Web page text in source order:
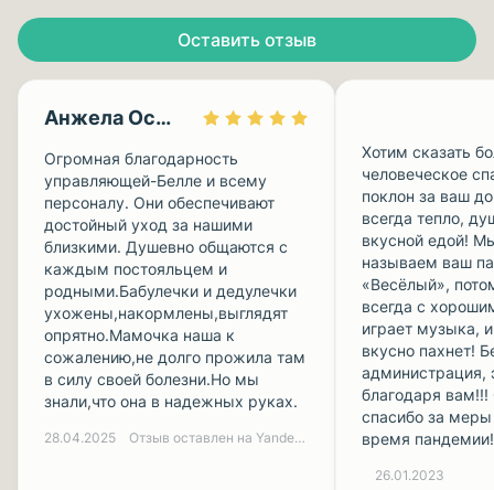
Оставить отзыв
Анжела Осокина
Огромная благодарность
управляющей-Белле и всему
персоналу. Они обеспечивают
достойный уход за нашими
близкими. Душевно общаются с
каждым постояльцем и
родными.Бабулечки и дедулечки
ухожены,накормлены,выглядят
опрятно.Мамочка наша к
сожалению,не долго прожила там
в силу своей болезни.Но мы
знали,что она в надежных руках.
28.04.2025 Отзыв оставлен на Yandex.ru
Хотим сказать
человеческое
поклон за ваш
всегда тепло,
вкусной едой!
называем ваш
«Весёлый»,
всегда с
играет музыка,
вкусно пахнет!
администрация,
благодаря вам!!!
спасибо за меры
время
26.01.2023